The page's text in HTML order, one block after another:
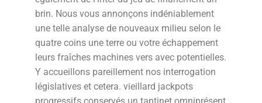
brin. Nous vous annonçons indéniablement
une telle analyse de nouveaux milieu selon le
quatre coins une terre ou votre échappement
leurs fraîches machines vers avec potentielles.
Y accueillons pareillement nos interrogation
législatives et cetera. vieillard jackpots